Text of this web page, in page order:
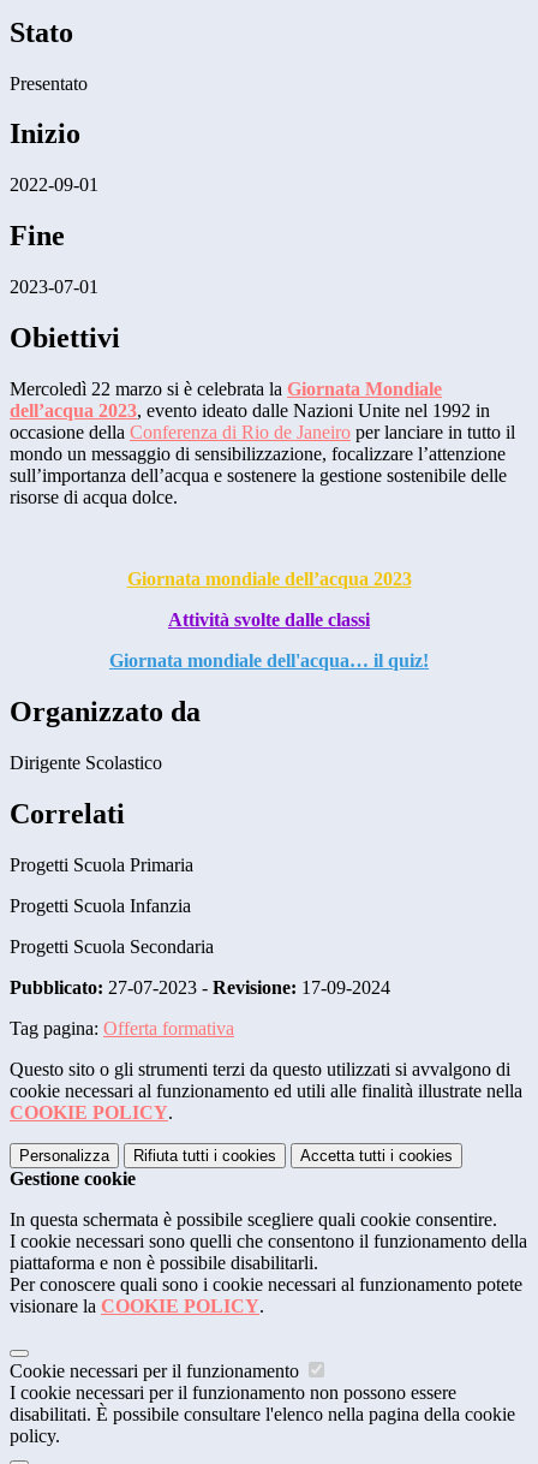
Stato
Presentato
Inizio
2022-09-01
Fine
2023-07-01
Obiettivi
Mercoledì 22 marzo si è celebrata la Giornata Mondiale
dell’acqua 2023, evento ideato dalle Nazioni Unite nel 1992 in
occasione della Conferenza di Rio de Janeiro per lanciare in tutto il
mondo un messaggio di sensibilizzazione, focalizzare l’attenzione
sull’importanza dell’acqua e sostenere la gestione sostenibile delle
risorse di acqua dolce.
Giornata mondiale dell’acqua 2023
Attività svolte dalle classi
Giornata mondiale dell'acqua… il quiz!
Organizzato da
Dirigente Scolastico
Correlati
Progetti Scuola Primaria
Progetti Scuola Infanzia
Progetti Scuola Secondaria
Pubblicato: 27-07-2023 - Revisione: 17-09-2024
Tag pagina: Offerta formativa
Questo sito o gli strumenti terzi da questo utilizzati si avvalgono di
cookie necessari al funzionamento ed utili alle finalità illustrate nella
COOKIE POLICY.
Personalizza Rifiuta tutti i cookies Accetta tutti i cookies
Gestione cookie
In questa schermata è possibile scegliere quali cookie consentire.
I cookie necessari sono quelli che consentono il funzionamento della
piattaforma e non è possibile disabilitarli.
Per conoscere quali sono i cookie necessari al funzionamento potete
visionare la COOKIE POLICY.
Cookie necessari per il funzionamento
I cookie necessari per il funzionamento non possono essere
disabilitati. È possibile consultare l'elenco nella pagina della cookie
policy.